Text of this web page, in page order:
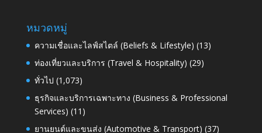
หมวดหมู่
ความเชื่อและไลฟ์สไตล์ (Beliefs & Lifestyle) (13)
ท่องเที่ยวและบริการ (Travel & Hospitality) (29)
ทั่วไป (1,073)
ธุรกิจและบริการเฉพาะทาง (Business & Professional
Services) (11)
ยานยนต์และขนส่ง (Automotive & Transport) (37)